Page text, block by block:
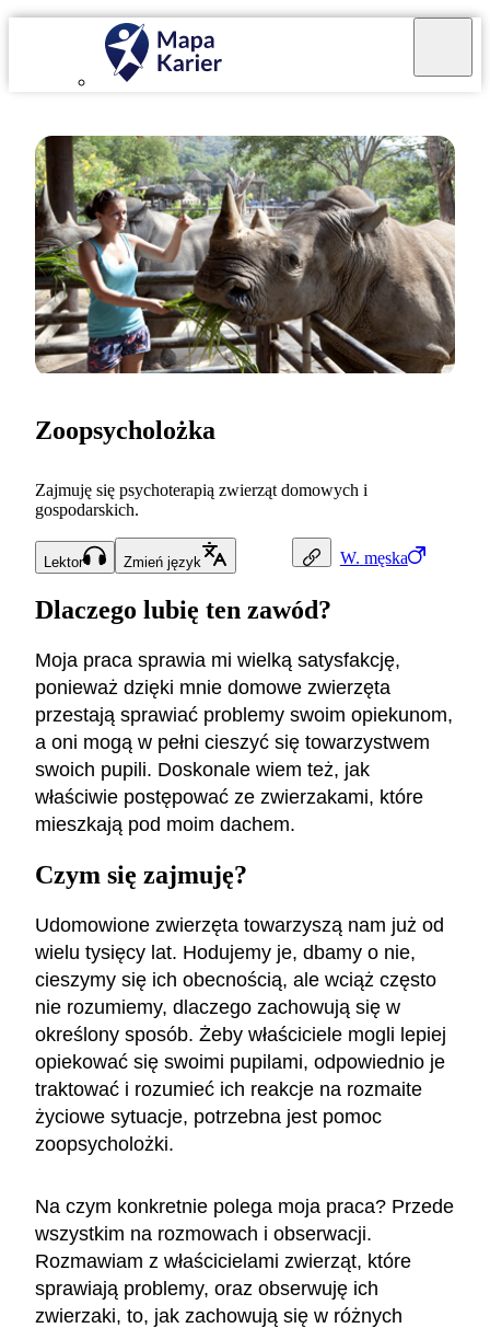
W. męska
Zoopsycholożka
Zajmuję się psychoterapią zwierząt domowych i
gospodarskich.
Lektor Zmień język
Dlaczego lubię ten zawód?
Moja praca sprawia mi wielką satysfakcję,
ponieważ dzięki mnie domowe zwierzęta
przestają sprawiać problemy swoim opiekunom,
a oni mogą w pełni cieszyć się towarzystwem
swoich pupili. Doskonale wiem też, jak
właściwie postępować ze zwierzakami, które
mieszkają pod moim dachem.
Czym się zajmuję?
Udomowione zwierzęta towarzyszą nam już od
wielu tysięcy lat. Hodujemy je, dbamy o nie,
cieszymy się ich obecnością, ale wciąż często
nie rozumiemy, dlaczego zachowują się w
określony sposób. Żeby właściciele mogli lepiej
opiekować się swoimi pupilami, odpowiednio je
traktować i rozumieć ich reakcje na rozmaite
życiowe sytuacje, potrzebna jest pomoc
zoopsycholożki.
Na czym konkretnie polega moja praca? Przede
wszystkim na rozmowach i obserwacji.
Rozmawiam z właścicielami zwierząt, które
sprawiają problemy, oraz obserwuję ich
zwierzaki, to, jak zachowują się w różnych